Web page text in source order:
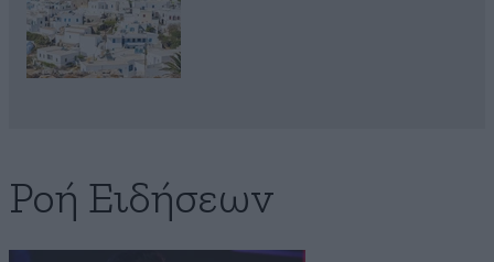
Ροή Ειδήσεων